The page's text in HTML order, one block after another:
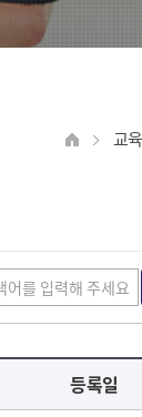
교
등록일